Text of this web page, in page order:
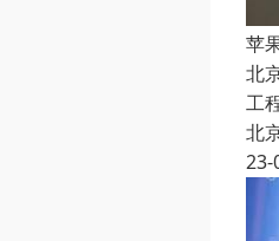
苹
北
工
北
23-